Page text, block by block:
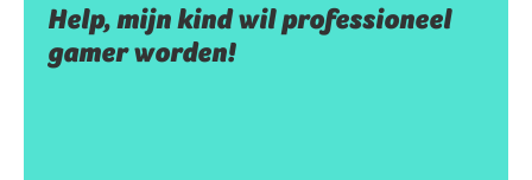
Help, mijn kind wil professioneel
gamer worden!